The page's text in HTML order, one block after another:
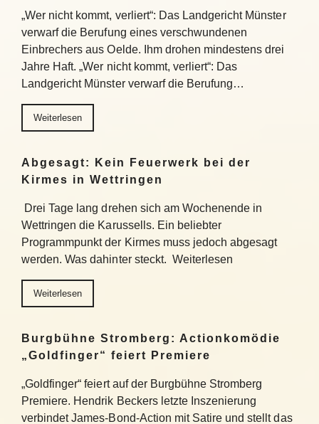
„Wer nicht kommt, verliert“: Das Landgericht Münster
verwarf die Berufung eines verschwundenen
Einbrechers aus Oelde. Ihm drohen mindestens drei
Jahre Haft. „Wer nicht kommt, verliert“: Das
Landgericht Münster verwarf die Berufung…
Weiterlesen
Abgesagt: Kein Feuerwerk bei der
Kirmes in Wettringen
Drei Tage lang drehen sich am Wochenende in
Wettringen die Karussells. Ein beliebter
Programmpunkt der Kirmes muss jedoch abgesagt
werden. Was dahinter steckt. Weiterlesen
Weiterlesen
Burgbühne Stromberg: Actionkomödie
„Goldfinger“ feiert Premiere
„Goldfinger“ feiert auf der Burgbühne Stromberg
Premiere. Hendrik Beckers letzte Inszenierung
verbindet James-Bond-Action mit Satire und stellt das